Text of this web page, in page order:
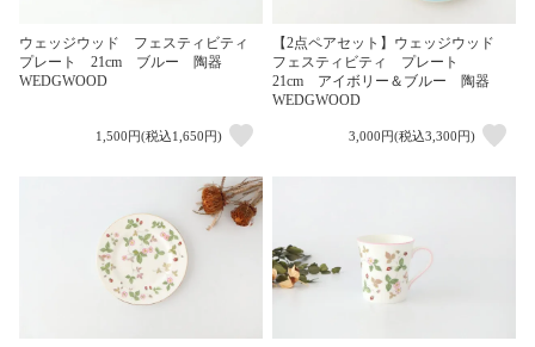
ウェッジウッド フェスティビティ
プレート 21cm ブルー 陶器
WEDGWOOD
1,500円(税込1,650円)
【2点ペアセット】ウェッジウッド
フェスティビティ プレート
21cm アイボリー＆ブルー 陶器
WEDGWOOD
3,000円(税込3,300円)